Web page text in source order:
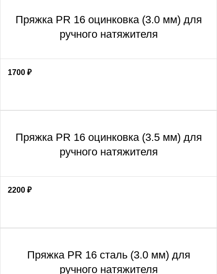
Пряжка PR 16 оцинковка (3.0 мм) для
ручного натяжителя
1700 ₽
Пряжка PR 16 оцинковка (3.5 мм) для
ручного натяжителя
2200 ₽
Пряжка PR 16 сталь (3.0 мм) для
ручного натяжителя